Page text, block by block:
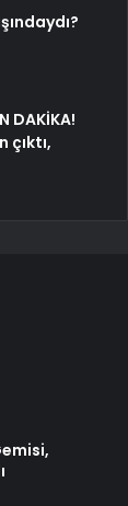
DAKİKA!
çıktı,